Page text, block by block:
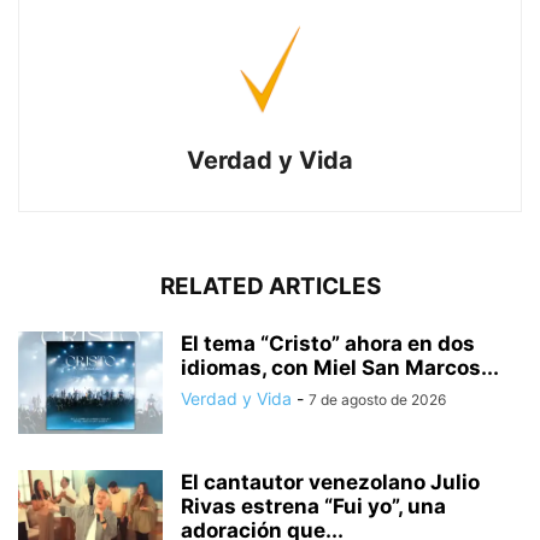
Verdad y Vida
RELATED ARTICLES
El tema “Cristo” ahora en dos
idiomas, con Miel San Marcos...
Verdad y Vida - 7 de agosto de 2026
El cantautor venezolano Julio
Rivas estrena “Fui yo”, una
adoración que...